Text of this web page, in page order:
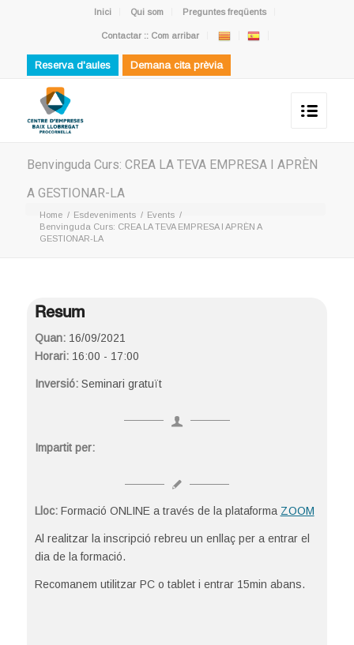
Inici Qui som Preguntes freqüents
Contactar :: Com arribar
Reserva d'aules Demana cita prèvia
Benvinguda Curs: CREA LA TEVA EMPRESA I APRÈN
A GESTIONAR-LA
Home / Esdeveniments / Events /
Benvinguda Curs: CREA LA TEVA EMPRESA I APRÈN A
GESTIONAR-LA
Resum
Quan:16/09/2021
Horari:16:00 - 17:00
Inversió: Seminari gratuït
Impartit per:
Lloc:Formació ONLINE a través de la plataforma ZOOM
Al realitzar la inscripció rebreu un enllaç per a entrar el
dia de la formació.
Recomanem utilitzar PC o tablet i entrar 15min abans.